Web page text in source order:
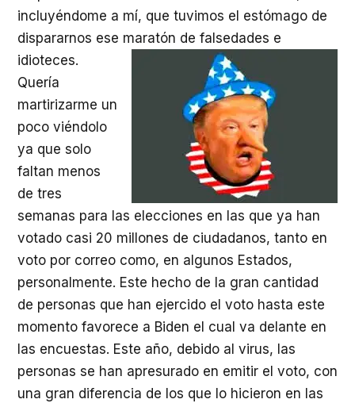
incluyéndome a mí, que tuvimos el estómago de
dispararnos ese maratón de falsedades e
idioteces.
Quería
martirizarme un
poco viéndolo
ya que solo
faltan menos
de tres
semanas para las elecciones en las que ya han
votado casi 20 millones de ciudadanos, tanto en
voto por correo como, en algunos Estados,
personalmente. Este hecho de la gran cantidad
de personas que han ejercido el voto hasta este
momento favorece a Biden el cual va delante en
las encuestas. Este año, debido al virus, las
personas se han apresurado en emitir el voto, con
una gran diferencia de los que lo hicieron en las